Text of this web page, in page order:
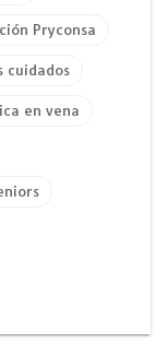
Pryconsa
cuidados
en vena